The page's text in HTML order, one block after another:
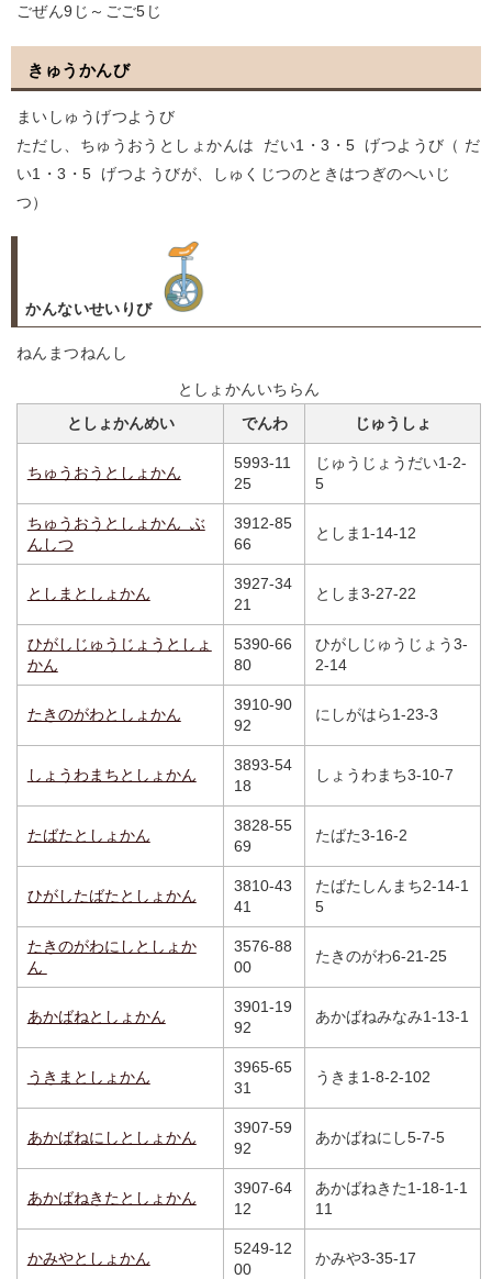
ごぜん9じ～ごご5じ
きゅうかんび
まいしゅうげつようび
ただし、ちゅうおうとしょかんは だい1・3・5 げつようび（ だ
い1・3・5 げつようびが、しゅくじつのときはつぎのへいじ
つ）
かんないせいりび
ねんまつねんし
としょかんいちらん
としょかんめい
でんわ じゅうしょ
ちゅうおうとしょかん
5993-11
25
じゅうじょうだい1-2-
5
ちゅうおうとしょかん ぶ
んしつ
3912-85
66
としま1-14-12
としまとしょかん
3927-34
21
としま3-27-22
ひがしじゅうじょうとしょ
かん
5390-66
80
ひがしじゅうじょう3-
2-14
たきのがわとしょかん
3910-90
92
にしがはら1-23-3
しょうわまちとしょかん
3893-54
18
しょうわまち3-10-7
たばたとしょかん
3828-55
69
たばた3-16-2
ひがしたばたとしょかん
3810-43
41
たばたしんまち2-14-1
5
たきのがわにしとしょか
ん
3576-88
00
たきのがわ6-21-25
あかばねとしょかん
3901-19
92
あかばねみなみ1-13-1
うきまとしょかん
3965-65
31
うきま1-8-2-102
あかばねにしとしょかん
3907-59
92
あかばねにし5-7-5
あかばねきたとしょかん
3907-64
12
あかばねきた1-18-1-1
11
かみやとしょかん
5249-12
00
かみや3-35-17